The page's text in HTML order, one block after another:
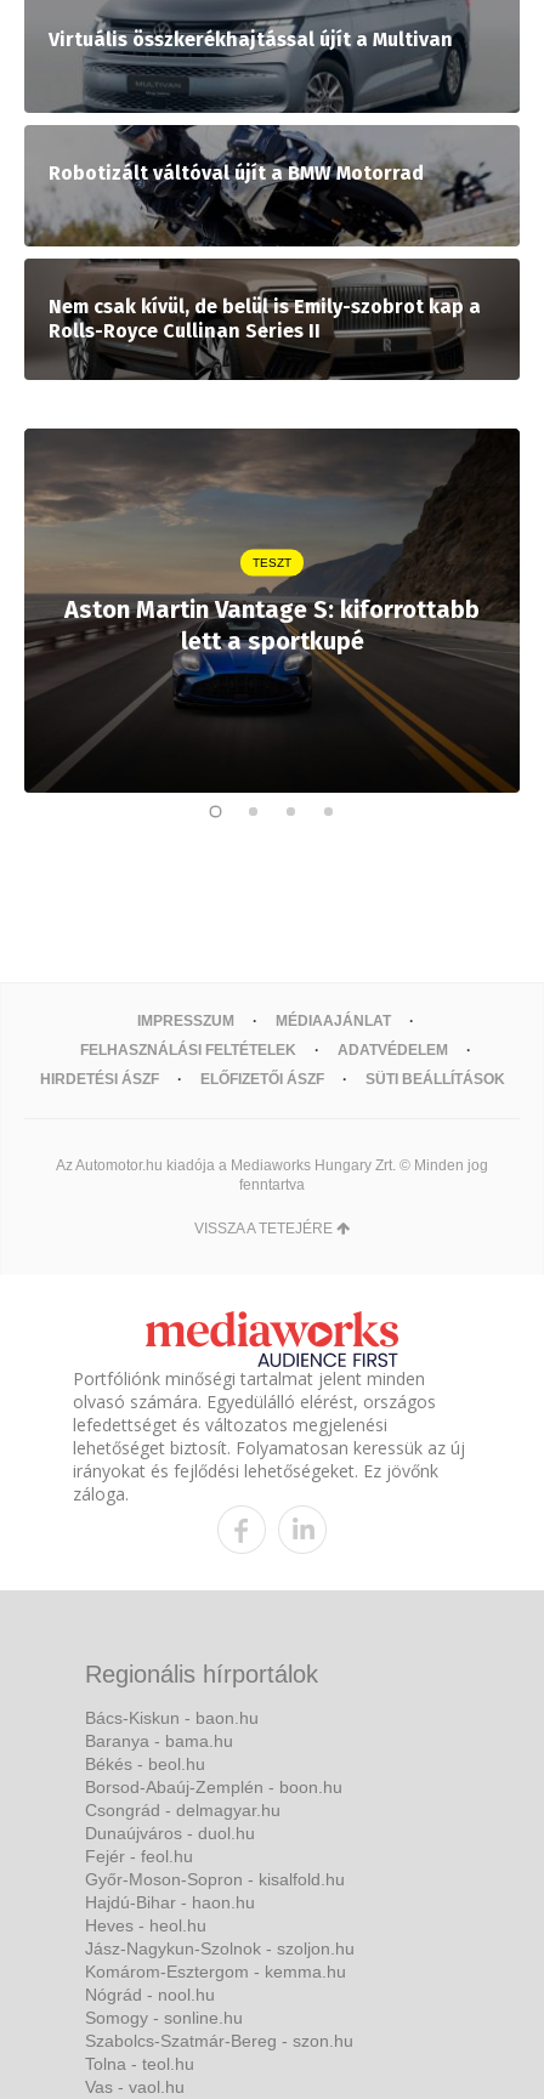
Virtuális összkerékhajtással újít a Multivan
Robotizált váltóval újít a BMW Motorrad
Nem csak kívül, de belül is Emily-szobrot kap a
Rolls-Royce Cullinan Series II
TESZT
Aston Martin Vantage S: kiforrottabb
lett a sportkupé
IMPRESSZUM
MÉDIAAJÁNLAT
FELHASZNÁLÁSI FELTÉTELEK
ADATVÉDELEM
HIRDETÉSI ÁSZF
ELŐFIZETŐI ÁSZF SÜTI BEÁLLÍTÁSOK
Az Automotor.hu kiadója a Mediaworks Hungary Zrt. © Minden jog
fenntartva
VISSZA A TETEJÉRE
Portfóliónk minőségi tartalmat jelent minden
olvasó számára. Egyedülálló elérést, országos
lefedettséget és változatos megjelenési
lehetőséget biztosít. Folyamatosan keressük az új
irányokat és fejlődési lehetőségeket. Ez jövőnk
záloga.
Regionális hírportálok
Bács-Kiskun - baon.hu
Baranya - bama.hu
Békés - beol.hu
Borsod-Abaúj-Zemplén - boon.hu
Csongrád - delmagyar.hu
Dunaújváros - duol.hu
Fejér - feol.hu
Győr-Moson-Sopron - kisalfold.hu
Hajdú-Bihar - haon.hu
Heves - heol.hu
Jász-Nagykun-Szolnok - szoljon.hu
Komárom-Esztergom - kemma.hu
Nógrád - nool.hu
Somogy - sonline.hu
Szabolcs-Szatmár-Bereg - szon.hu
Tolna - teol.hu
Vas - vaol.hu